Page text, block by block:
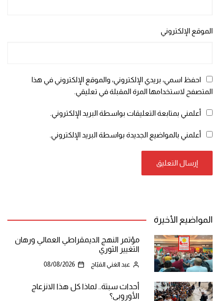
الموقع الإلكتروني
احفظ اسمي، بريدي الإلكتروني، والموقع الإلكتروني في هذا
المتصفح لاستخدامها المرة المقبلة في تعليقي.
أعلمني بمتابعة التعليقات بواسطة البريد الإلكتروني.
أعلمني بالمواضيع الجديدة بواسطة البريد الإلكتروني.
المواضيع الأخيرة
مؤتمر النهج الديمقراطي العمالي ورهان
التغيير الثوري
عبد الغني القبّاج 08/08/2026
أحداث سبتة.. لماذا كل هذا الانزعاج
الأوروبي؟